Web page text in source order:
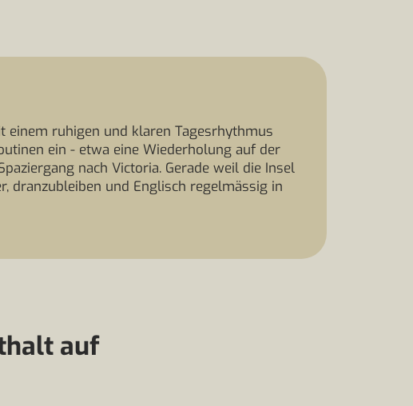
einem ruhigen und klaren Tagesrhythmus
ein - etwa eine Wiederholung auf der
nach Victoria. Gerade weil die Insel
dranzubleiben und Englisch regelmässig in
auf